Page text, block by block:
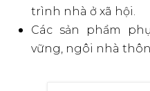
trình nhà ở xã hội.
Các sản phẩm
vững, ngôi nhà